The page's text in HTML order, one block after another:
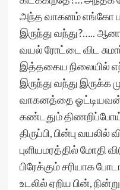
அந்த வாகனம் எங்கோ
இருந்து வந்து?…..
வயல் ரோட்டை விட
இத்தகைய நிலையில்
இருந்து வந்து இருக்க
வாகனத்தை ஓட்டியவன்,
கண்டதும் திணறிப்போய்
திருப்பி, பின்பு
புளியமரத்தில் மோதி
பிரேக்கும் சரியாக
உடலில் ஏறிய பின்,